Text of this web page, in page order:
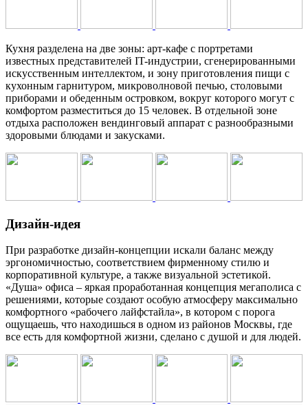
Кухня разделена на две зоны: арт-кафе с портретами
известных представителей IT-индустрии, сгенерированными
искусственным интеллектом, и зону приготовления пищи с
кухонным гарнитуром, микроволновой печью, столовыми
приборами и обеденным островком, вокруг которого могут с
комфортом разместиться до 15 человек. В отдельной зоне
отдыха расположен вендинговый аппарат с разнообразными
здоровыми блюдами и закусками.
Дизайн-идея
При разработке дизайн-концепции искали баланс между
эргономичностью, соответствием фирменному стилю и
корпоративной культуре, а также визуальной эстетикой.
«Душа» офиса – яркая проработанная концепция мегаполиса с
решениями, которые создают особую атмосферу максимально
комфортного «рабочего лайфстайла», в котором с порога
ощущаешь, что находишься в одном из районов Москвы, где
все есть для комфортной жизни, сделано с душой и для людей.